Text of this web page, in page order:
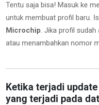
Tentu saja bisa! Masuk ke
untuk membuat profil baru.
Microchip. Jika profil sudah
atau menambahkan nomor
Ketika terjadi
yang terjadi pada